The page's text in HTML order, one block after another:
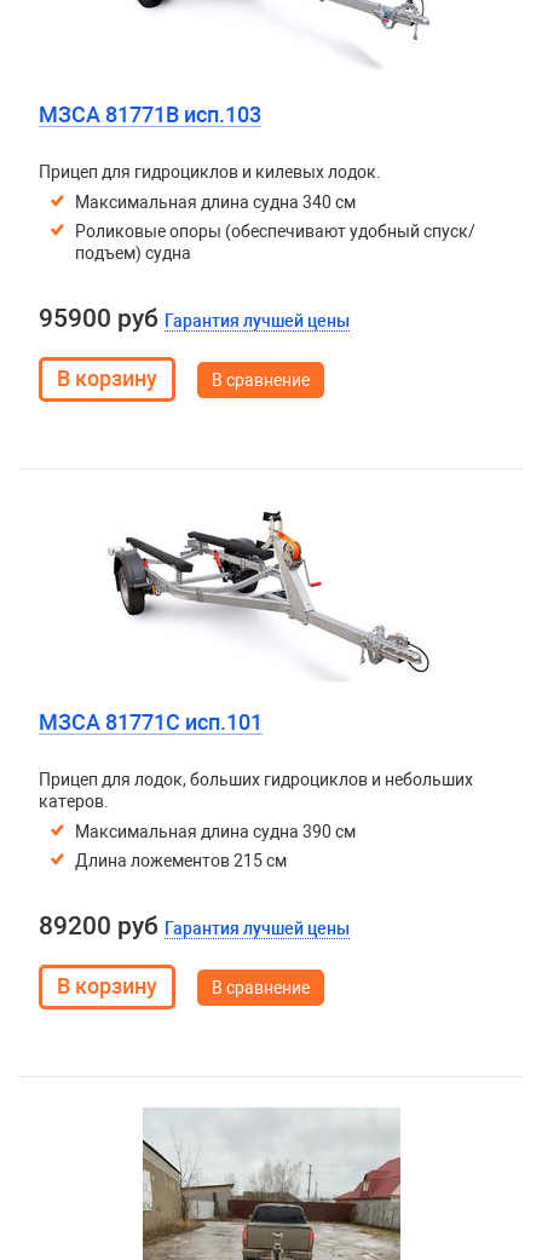
МЗСА 81771B исп.103
Прицеп для гидроциклов и килевых лодок.
Максимальная длина судна 340 см
Роликовые опоры (обеспечивают удобный спуск/
подъем) судна
95900 руб Гарантия лучшей цены
В сравнение
МЗСА 81771C исп.101
Прицеп для лодок, больших гидроциклов и небольших
катеров.
Максимальная длина судна 390 см
Длина ложементов 215 см
89200 руб Гарантия лучшей цены
В сравнение